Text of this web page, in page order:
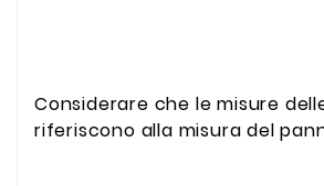
Considerare che le misure delle
riferiscono alla misura del